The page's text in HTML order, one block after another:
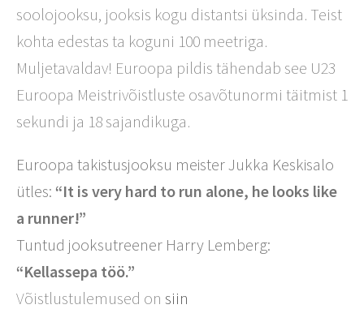
soolojooksu, jooksis kogu distantsi üksinda. Teist
kohta edestas ta koguni 100 meetriga.
Muljetavaldav! Euroopa pildis tähendab see U23
Euroopa Meistrivõistluste osavõtunormi täitmist 1
sekundi ja 18 sajandikuga.
Euroopa takistusjooksu meister Jukka Keskisalo
ütles: “It is very hard to run alone, he looks like
a runner!”
Tuntud jooksutreener Harry Lemberg:
“Kellassepa töö.”
Võistlustulemused on siin